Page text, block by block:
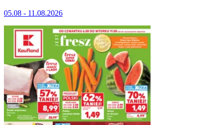
05.08 - 11.08.2026